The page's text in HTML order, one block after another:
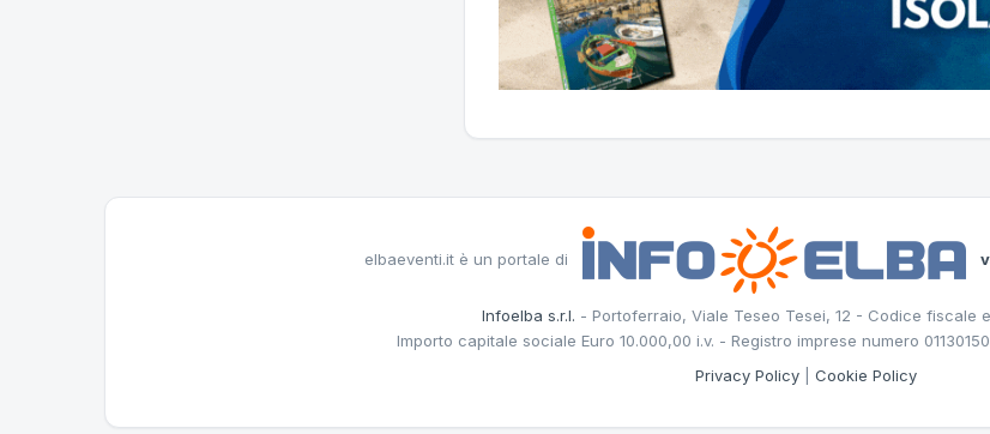
elbaeventi.it è un portale di
Infoelba s.r.l. - Portoferraio, Viale Teseo Tesei, 12 - Codice fiscale e
Importo capitale sociale Euro 10.000,00 i.v. - Registro imprese numero
Privacy Policy| Cookie Policy